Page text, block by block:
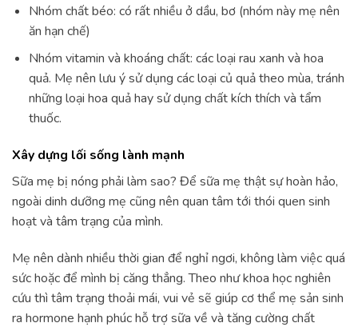
Nhóm chất béo: có rất nhiều ở dầu, bơ (nhóm này mẹ nên
ăn hạn chế)
Nhóm vitamin và khoáng chất: các loại rau xanh và hoa
quả. Mẹ nên lưu ý sử dụng các loại củ quả theo mùa, tránh
những loại hoa quả hay sử dụng chất kích thích và tẩm
thuốc.
Xây dựng lối sống lành mạnh
Sữa mẹ bị nóng phải làm sao? Để sữa mẹ thật sự hoàn hảo,
ngoài dinh dưỡng mẹ cũng nên quan tâm tới thói quen sinh
hoạt và tâm trạng của mình.
Mẹ nên dành nhiều thời gian để nghỉ ngơi, không làm việc quá
sức hoặc để mình bị căng thẳng. Theo như khoa học nghiên
cứu thì tâm trạng thoải mái, vui vẻ sẽ giúp cơ thể mẹ sản sinh
ra hormone hạnh phúc hỗ trợ sữa về và tăng cường chất